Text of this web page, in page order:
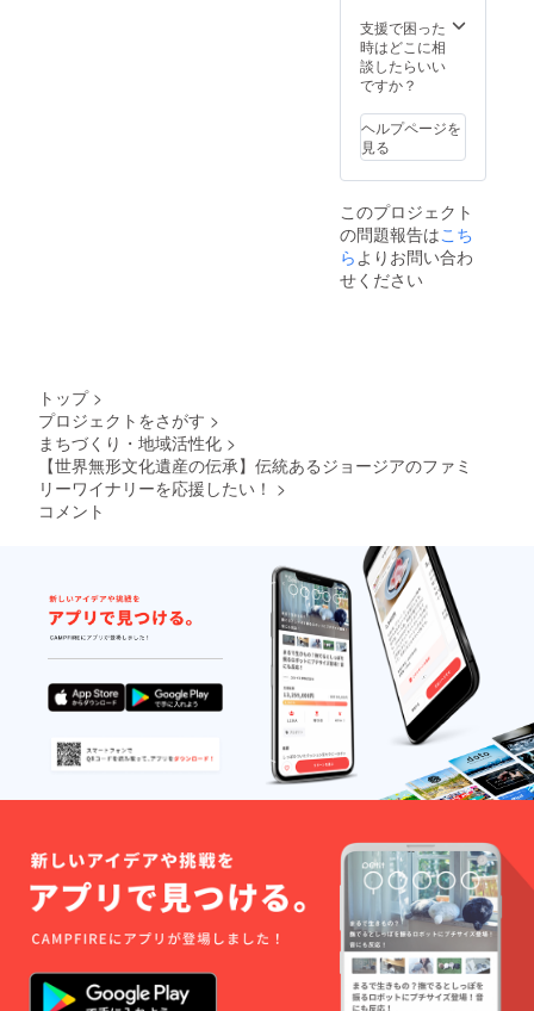
入下さ
い。
※コロナ
の影響
により
リター
に変更
が出る
可能性
がござ
ので、
その際
はメー
ルにて
入の権
支援し
ていた
だいた
際、必
ず備考
欄にご
希望の
お名前
をご記
入下さ
い。
ます。
【備
考】 ※
未成年
ご利用
いただ
けませ
ん。 ※
像のワ
インは
参考で
す。 ※
ピアラ
記入下
方は備
考欄に
「刻印
なし」
とご記
入下さ
い。 ※
コロナ
の影響
により
リター
ン開始
に変更
が出る
います
ので、
その際
はメー
ルにて
ご連絡
致しま
す。 ※
リター
メール
をご提
供致し
ます。
考】 ※
未成年
の方は
ご利用
けませ
ん。 ※
掲載画
像のワ
インは
が出る
可能性
その際
はメー
ルにて
ご連絡
致しま
す。 ※
リター
ン開始
予定月
より、
Webサ
イトに
てチ
ケット
を有効
に致し
ます。
※有効期
限：
2021年
6月〜
2022年
6月
支援で困った
時はどこに相
談したらいい
ですか？
ヘルプページを
見る
このプロジェクト
の問題報告はこち
ら よりお問い合わ
せください
トップ >
プロジェクトをさがす >
まちづくり・地域活性化 >
【世界無形文化遺産の伝承】伝統あるジョージアのファミ
リーワイナリーを応援したい！ >
コメント